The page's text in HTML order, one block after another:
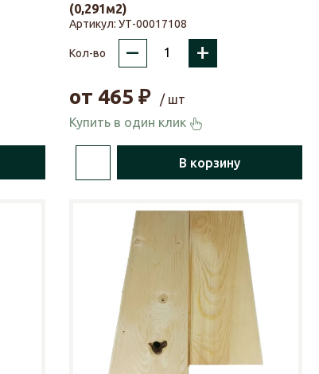
(0,291м2)
Артикул: УТ-00017108
Кол-во – +
от 465 ₽
/ шт
Купить в один клик
В корзину